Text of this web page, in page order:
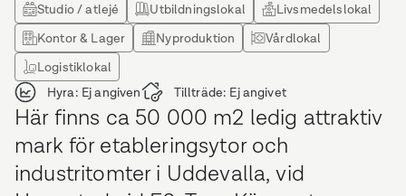
Studio / atlejé
Utbildningslokal
Livsmedelslokal
Kontor & Lager
Nyproduktion
Vårdlokal
Logistiklokal
Hyra: Ej angiven Tillträde: Ej angivet
Här finns ca 50 000 m2 ledig attraktiv
mark för etableringsytor och
industritomter i Uddevalla, vid